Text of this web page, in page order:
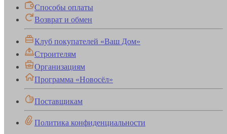
Способы оплаты
Возврат и обмен
Клуб покупателей «Ваш Дом»
Строителям
Организациям
Программа «Новосёл»
Поставщикам
Политика конфиденциальности